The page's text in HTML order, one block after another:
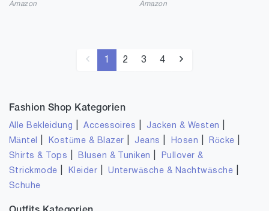
Amazon Amazon
1 2 3 4
Fashion Shop Kategorien
Alle Bekleidung |Accessoires Jacken & Westen
Mäntel Kostüme & Blazer Jeans Hosen Röcke
Shirts & Tops Blusen & Tuniken
Pullover &
Strickmode
Kleider |Unterwäsche & Nachtwäsche
Schuhe